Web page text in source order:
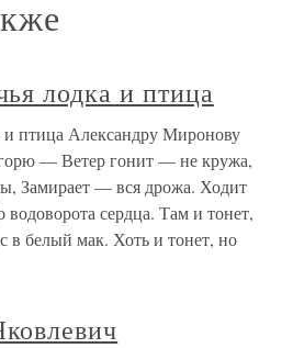
лодка и птица
и птица Александру Миронову
— Ветер гонит — не кружа,
Замирает — вся дрожа. Ходит
сердца. Там и тонет,
в белый мак. Хоть и тонет, но